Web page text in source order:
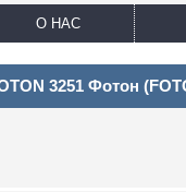
О НАС
3251 Фотон